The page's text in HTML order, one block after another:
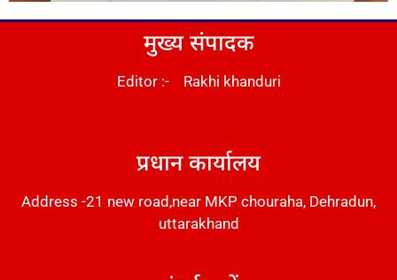
मुख्य संपादक
Editor :- Rakhi khanduri
प्रधान कार्यालय
Address -21 new road,near MKP chouraha, Dehradun,
uttarakhand